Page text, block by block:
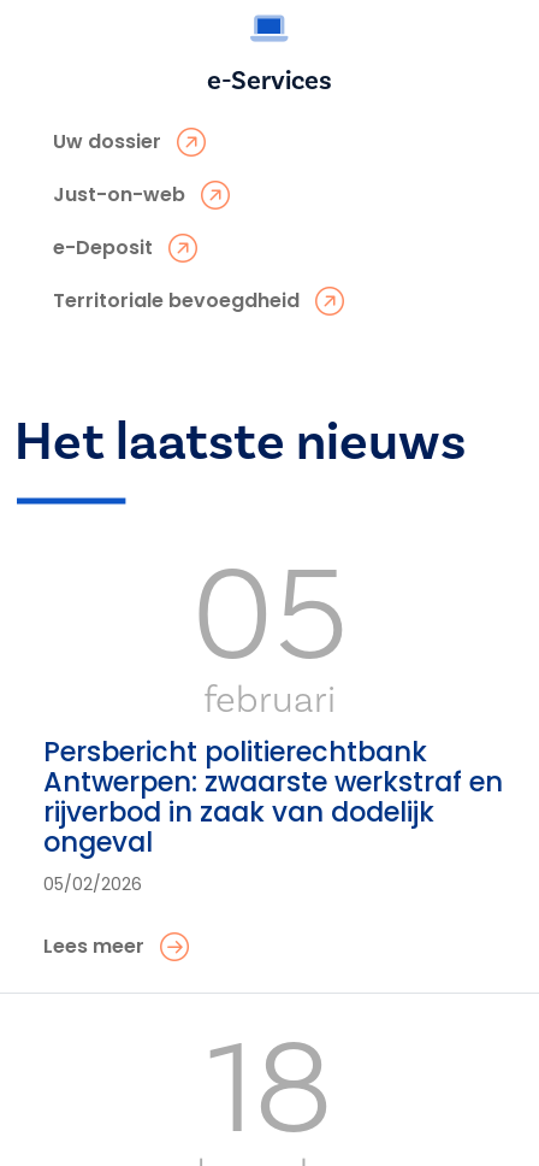
e-Services
Uw dossier
Just-on-web
e-Deposit
Territoriale bevoegdheid
Het laatste nieuws
05
februari
Persbericht politierechtbank
Antwerpen: zwaarste werkstraf en
rijverbod in zaak van dodelijk
ongeval
05/02/2026
Lees meer
18